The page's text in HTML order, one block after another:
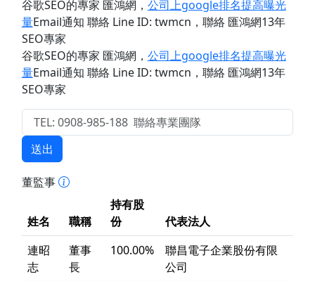
谷歌SEO的專家 匯鴻網 ， 公司上google排名提高曝光
量Email通知 聯絡 Line ID: twmcn ，聯絡 匯鴻網13年
SEO專家
谷歌SEO的專家 匯鴻網 ， 公司上google排名提高曝光
量Email通知 聯絡 Line ID: twmcn ，聯絡 匯鴻網13年
SEO專家
送出
董監事
姓名 職稱
持有股
份
代表法人
連昭
志
董事
長
100.00%
聯昌電子企業股份有限
公司